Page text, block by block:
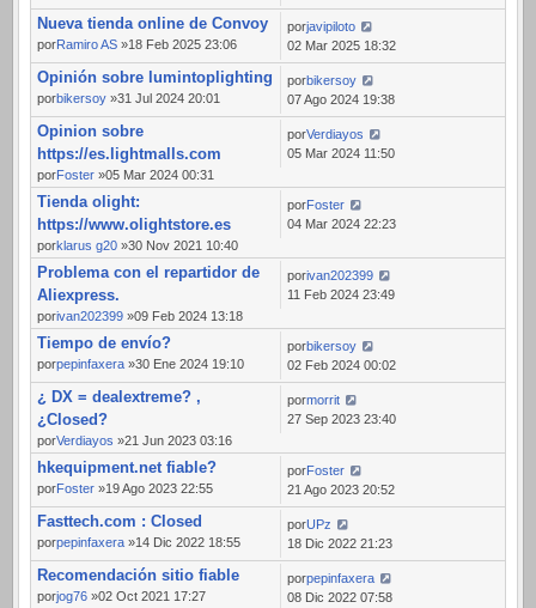
Nueva tienda online de Convoy
porRamiro AS »18 Feb 2025 23:06
porjavipiloto
02 Mar 2025 18:32
Opinión sobre lumintoplighting
porbikersoy »31 Jul 2024 20:01
porbikersoy
07 Ago 2024 19:38
Opinion sobre
https://es.lightmalls.com
porFoster »05 Mar 2024 00:31
porVerdiayos
05 Mar 2024 11:50
Tienda olight:
https://www.olightstore.es
porklarus g20 »30 Nov 2021 10:40
porFoster
04 Mar 2024 22:23
Problema con el repartidor de
Aliexpress.
porivan202399 »09 Feb 2024 13:18
porivan202399
11 Feb 2024 23:49
Tiempo de envío?
porpepinfaxera »30 Ene 2024 19:10
porbikersoy
02 Feb 2024 00:02
¿ DX = dealextreme? ,
¿Closed?
porVerdiayos »21 Jun 2023 03:16
pormorrit
27 Sep 2023 23:40
hkequipment.net fiable?
porFoster »19 Ago 2023 22:55
porFoster
21 Ago 2023 20:52
Fasttech.com : Closed
porpepinfaxera »14 Dic 2022 18:55
porUPz
18 Dic 2022 21:23
Recomendación sitio fiable
porjog76 »02 Oct 2021 17:27
porpepinfaxera
08 Dic 2022 07:58